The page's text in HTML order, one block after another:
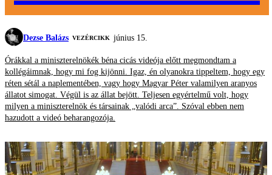
Dezse Balázs VEZÉRCIKK június 15.
Órákkal a miniszterelnökék béna cicás videója előtt megmondtam a
kollégáimnak, hogy mi fog kijönni. Igaz, én olyanokra tippeltem, hogy egy
réten sétál a naplementében, vagy hogy Magyar Péter valamilyen aranyos
állatot simogat. Végül is az állat bejött. Teljesen egyértelmű volt, hogy
milyen a miniszterelnök és társainak „valódi arca”. Szóval ebben nem
hazudott a videó beharangozója.